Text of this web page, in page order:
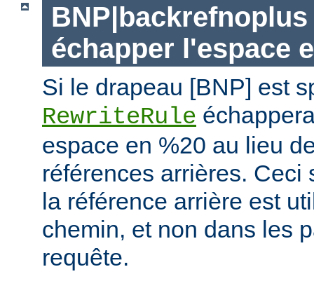
BNP|backrefnoplus
échapper l'espace
Si le drapeau [BNP] est
RewriteRule
espace en %20 au lieu
références arrières. Ceci
la référence arrière est
chemin, et non dans les
requête.